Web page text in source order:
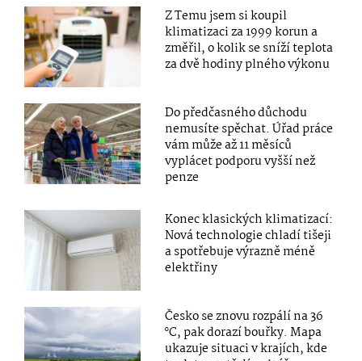
Z Temu jsem si koupil
klimatizaci za 1999 korun a
změřil, o kolik se sníží teplota
za dvě hodiny plného výkonu
Do předčasného důchodu
nemusíte spěchat. Úřad práce
vám může až 11 měsíců
vyplácet podporu vyšší než
penze
Konec klasických klimatizací:
Nová technologie chladí tišeji
a spotřebuje výrazně méně
elektřiny
Česko se znovu rozpálí na 36
°C, pak dorazí bouřky. Mapa
ukazuje situaci v krajích, kde